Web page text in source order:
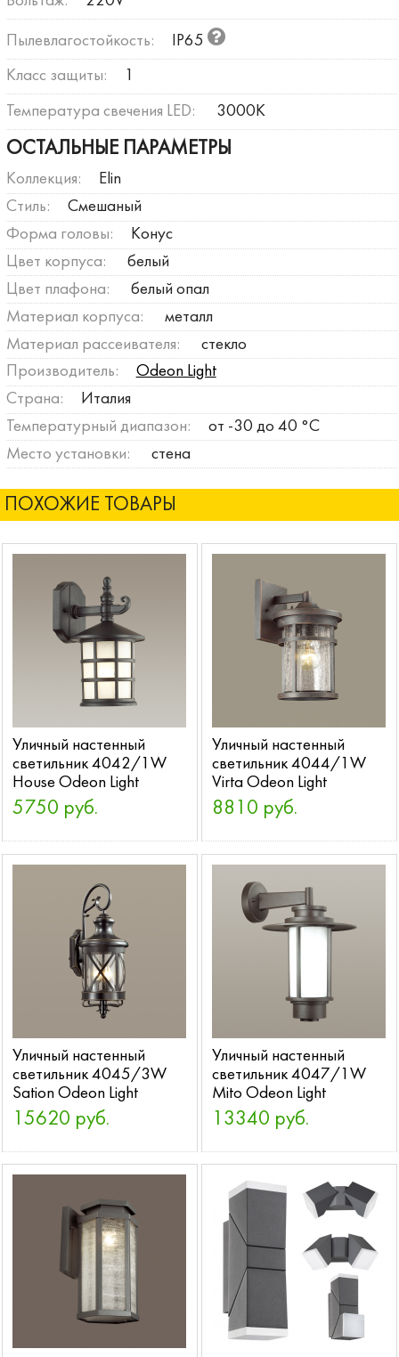
Пылевлагостойкость: IP65
Класс защиты:
Температура свечения LED: 3000К
ОСТАЛЬНЫЕ ПАРАМЕТРЫ
Коллекция:
Elin
Стиль:
Смешаный
Форма головы:
Конус
Цвет корпуса:
белый
Цвет плафона:
белый опал
Материал корпуса:
металл
Материал рассеивателя:
стекло
Производитель:
Odeon Light
Страна:
Италия
Температурный диапазон:
от -30 до 40 °C
Место установки:
стена
ПОХОЖИЕ ТОВАРЫ
Уличный настенный
светильник 4042/1W
House Odeon Light
5750 руб.
Уличный настенный
светильник 4044/1W
Virta Odeon Light
8810 руб.
Уличный настенный
светильник 4045/3W
Sation Odeon Light
15620 руб.
Уличный настенный
светильник 4047/1W
Mito Odeon Light
13340 руб.